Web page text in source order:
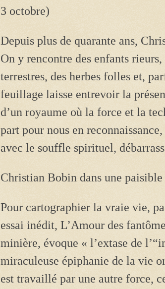
3 octobre)
Depuis plus de quarante ans,
On y rencontre des enfants
terrestres, des herbes folles et,
feuillage laisse entrevoir la
d’un royaume où la force et la
part pour nous en
avec le souffle spirituel,
Christian Bobin dans une
Pour cartographier la vraie vie,
essai inédit, L’Amour des
minière, évoque « l’extase de
miraculeuse épiphanie de la vie
est travaillé par une autre force,